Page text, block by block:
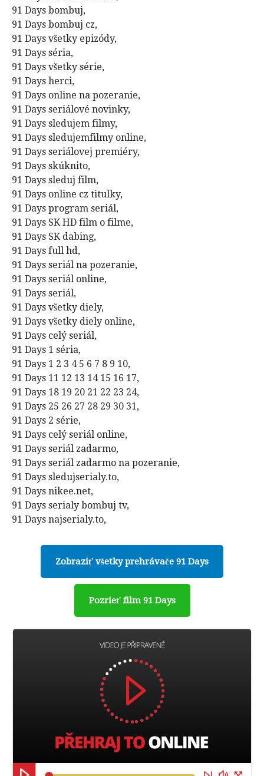
91 Days bombuj,
91 Days bombuj cz,
91 Days všetky epizódy,
91 Days séria,
91 Days všetky série,
91 Days herci,
91 Days online na pozeranie,
91 Days seriálové novinky,
91 Days sledujem filmy,
91 Days sledujemfilmy online,
91 Days seriálovej premiéry,
91 Days skúknito,
91 Days sleduj film,
91 Days online cz titulky,
91 Days program seriál,
91 Days SK HD film o filme,
91 Days SK dabing,
91 Days full hd,
91 Days seriál na pozeranie,
91 Days seriál online,
91 Days seriál,
91 Days všetky diely,
91 Days všetky diely online,
91 Days celý seriál,
91 Days 1 séria,
91 Days 1 2 3 4 5 6 7 8 9 10,
91 Days 11 12 13 14 15 16 17,
91 Days 18 19 20 21 22 23 24,
91 Days 25 26 27 28 29 30 31,
91 Days 2 série,
91 Days celý seriál online,
91 Days seriál zadarmo,
91 Days seriál zadarmo na pozeranie,
91 Days sledujserialy.to,
91 Days nikee.net,
91 Days serialy bombuj tv,
91 Days najserialy.to,
Zobraziť všetky prehrávače 91 Days
Pozrieť film 91 Days